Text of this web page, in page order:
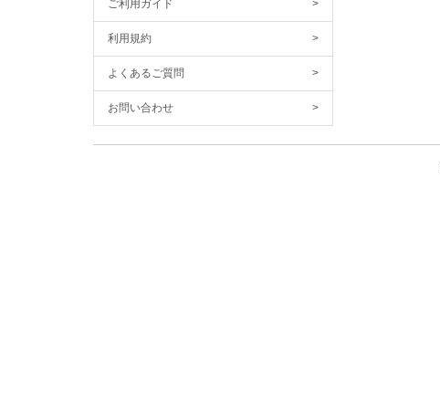
ご利用ガイド >
利用規約 >
よくあるご質問 >
お問い合わせ >